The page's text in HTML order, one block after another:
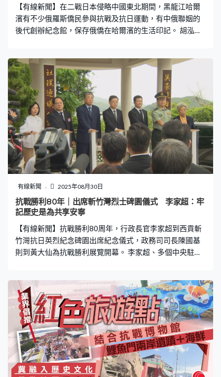
【有線新聞】在二戰日本侵略中國東北期間，黑龍江哈爾
濱有不少俄羅斯僑民參與抗戰及抗日運動，有中俄聯姻的
後代創辦紀念館，保存俄僑在哈爾濱的生活印記。 胡泓的
（蘇聯紅軍）在東北待了幾個月，就是這個上校軍官，把
我爸爸領到我母親的家裡去。實際他想把我爸爸介紹給這
個俄羅斯女孩，後來還是結婚了，這樣我的父親就把我母
親也帶到解放軍隊伍裡了。就是母親和我的姨媽都是參加
了中國的革命、中國的解放、抗美援朝戰爭等等。」 胡泓
說不少哈爾濱俄僑都有參與二戰，以至之後的中國戰事或
民間運動，而胡泓就在戰後於哈爾濱出生，「我們第二代
的混血兒上小學就很受氣，有同學們看見就開始罵『老毛
子』、『老毛子』，甚麼白俄，甚麽的這一類，那時候我
們聽了非常非常侮辱，非常侮辱，他把我們當作異類來
看。」 為了令更多人知道俄僑在哈爾濱的生活文化，胡泓
2001年在中央大街買下一位俄僑的舊居，改造成俄式餐
廳，設立哈爾濱俄僑紀念館，「差不多100年左右了現
流傳下去。我讓大家有點感受，要不然這些人不
有線新聞 2025年08月30日
抗戰勝利80年｜出席斬竹灣烈士碑園儀式 李家超：牢
記歷史是為共享安寧
【有線新聞】抗戰勝利80周年，行政長官李家超到西貢斬
竹灣抗日英烈紀念碑園出席紀念儀式，政務司司長陳國基
則到黃大仙為抗戰勝利展覽開幕。 李家超、多個中央駐港
士致敬、默哀，又為英烈紀念亭的對聯揭幕，對聯的內容
是「英豪抗日千秋歌義勇，社稷迎曦八秩頌昌平」。李家
超說香港有不少抗戰遺址，特區政府會加設紀念牌匾、史
實資訊，「我們牢記歷史不是為了延續仇恨，而是為喚醒
人民對和平嚮往以及堅持，讓世界各國人民共享安寧。各
位，就讓我們團結奮進，傳承英烈精神，弘揚愛國情懷，
為實現中華民族偉大復興不懈奮鬥。 政務司司長陳國基聯
同中聯辦代表、全國人大常委李慧琼等，到黃大仙一個社